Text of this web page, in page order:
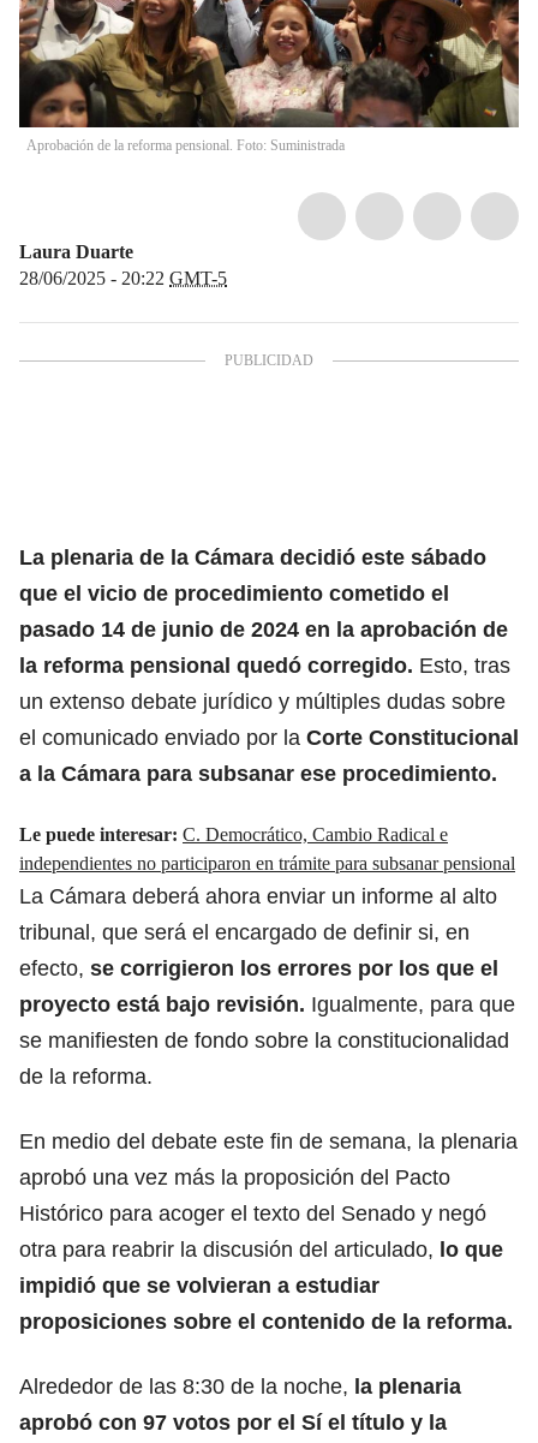
Aprobación de la reforma pensional. Foto: Suministrada
Laura Duarte
28/06/2025 - 20:22 GMT-5
La plenaria de la Cámara decidió este sábado
que el vicio de procedimiento cometido el
pasado 14 de junio de 2024 en la aprobación de
la reforma pensional quedó corregido. Esto, tras
un extenso debate jurídico y múltiples dudas sobre
el comunicado enviado por la Corte Constitucional
a la Cámara para subsanar ese procedimiento.
Le puede interesar: C. Democrático, Cambio Radical e
independientes no participaron en trámite para subsanar pensional
La Cámara deberá ahora enviar un informe al alto
tribunal, que será el encargado de definir si, en
efecto, se corrigieron los errores por los que el
proyecto está bajo revisión. Igualmente, para que
se manifiesten de fondo sobre la constitucionalidad
de la reforma.
En medio del debate este fin de semana, la plenaria
aprobó una vez más la proposición del Pacto
Histórico para acoger el texto del Senado y negó
otra para reabrir la discusión del articulado, lo que
impidió que se volvieran a estudiar
proposiciones sobre el contenido de la reforma.
Alrededor de las 8:30 de la noche, la plenaria
aprobó con 97 votos por el Sí el título y la